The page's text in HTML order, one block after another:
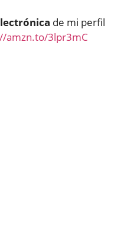
de mi perfil
amzn.to/3lpr3mC